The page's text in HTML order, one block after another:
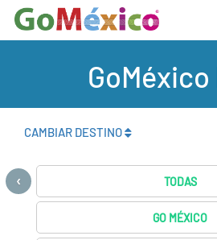
CAMBIAR DESTINO
TODAS
GO MÉXICO
‹